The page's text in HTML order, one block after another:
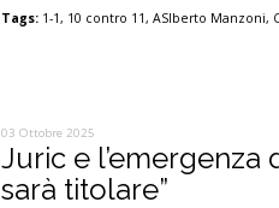
Tags: 1-1, 10 contro 11,ASlberto Manzoni,
03 Ottobre 2025
Juric e l’emergenza
sarà titolare”